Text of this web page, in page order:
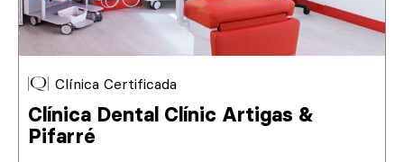
Clínica Certificada
Clínica Dental Clínic Artigas &
Pifarré